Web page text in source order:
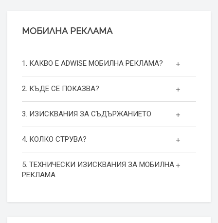
МОБИЛНА РЕКЛАМА
1. КАКВО Е ADWISE МОБИЛНА РЕКЛАМА?
2. КЪДЕ СЕ ПОКАЗВА?
3. ИЗИСКВАНИЯ ЗА СЪДЪРЖАНИЕТО
4. КОЛКО СТРУВА?
5. ТЕХНИЧЕСКИ ИЗИСКВАНИЯ ЗА МОБИЛНА
РЕКЛАМА